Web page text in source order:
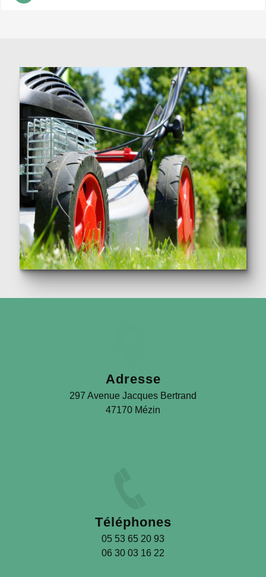
Adresse
297 Avenue Jacques Bertrand
47170 Mézin
Téléphones
05 53 65 20 93
06 30 03 16 22